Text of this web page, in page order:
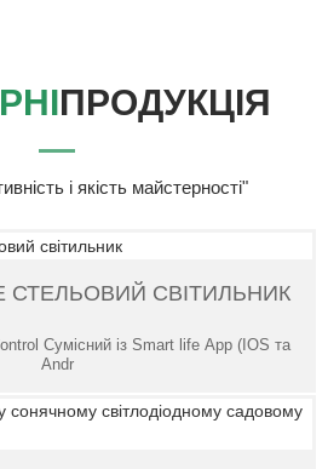
ПРОДУКЦІЯ
і якість майстерності"
СТЕЛЬОВИЙ СВІТИЛЬНИК
Сумісний із Smart life App (IOS та
Andr